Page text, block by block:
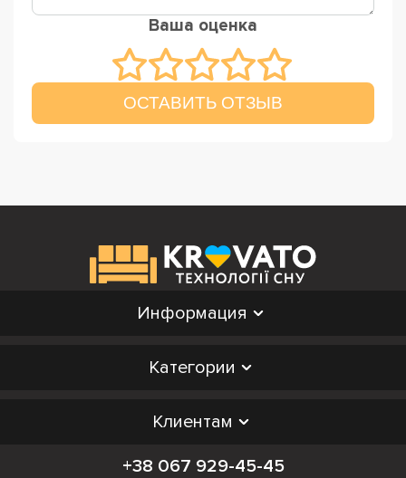
Ваша оценка
ОСТАВИТЬ ОТЗЫВ
Информация
Категории
Клиентам
+38 067 929-45-45